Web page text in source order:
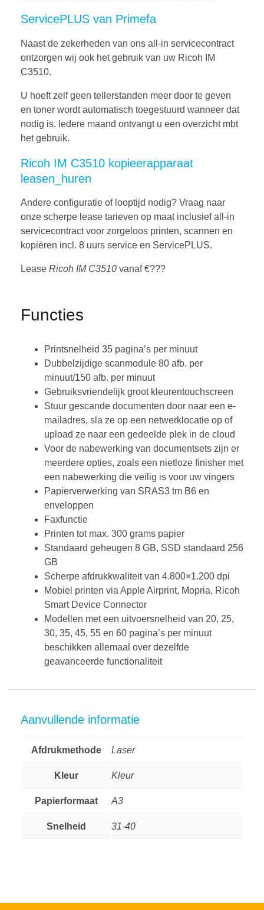
ServicePLUS van Primefa
Naast de zekerheden van ons all-in servicecontract
ontzorgen wij ook het gebruik van uw Ricoh IM
C3510.
U hoeft zelf geen tellerstanden meer door te geven
en toner wordt automatisch toegestuurd wanneer dat
nodig is. Iedere maand ontvangt u een overzicht mbt
het gebruik.
Ricoh IM C3510 kopieerapparaat
leasen_huren
Andere configuratie of looptijd nodig? Vraag naar
onze scherpe lease tarieven op maat inclusief all-in
servicecontract voor zorgeloos printen, scannen en
kopiëren incl. 8 uurs service en ServicePLUS.
Lease Ricoh IM C3510 vanaf €???
Functies
Printsnelheid 35 pagina’s per minuut
Dubbelzijdige scanmodule 80 afb. per
minuut/150 afb. per minuut
Gebruiksvriendelijk groot kleurentouchscreen
Stuur gescande documenten door naar een e-
mailadres, sla ze op een netwerklocatie op of
upload ze naar een gedeelde plek in de cloud
Voor de nabewerking van documentsets zijn er
meerdere opties, zoals een nietloze finisher met
een nabewerking die veilig is voor uw vingers
Papierverwerking van SRAS3 tm B6 en
enveloppen
Faxfunctie
Printen tot max. 300 grams papier
Standaard geheugen 8 GB, SSD standaard 256
GB
Scherpe afdrukkwaliteit van 4.800×1.200 dpi
Mobiel printen via Apple Airprint, Mopria, Ricoh
Smart Device Connector
Modellen met een uitvoersnelheid van 20, 25,
30, 35, 45, 55 en 60 pagina’s per minuut
beschikken allemaal over dezelfde
geavanceerde functionaliteit
Aanvullende informatie
Afdrukmethode Laser
Kleur Kleur
Papierformaat A3
Snelheid 31-40